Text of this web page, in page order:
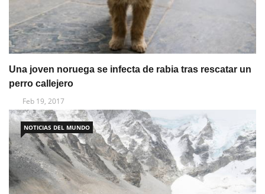
Una joven noruega se infecta de rabia tras rescatar un
perro callejero
Feb 19, 2017
NOTICIAS DEL MUNDO